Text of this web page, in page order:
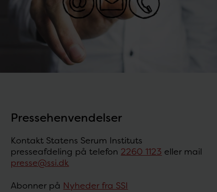
Pressehenvendelser
Kontakt Statens Serum Instituts
presseafdeling på telefon 2260 1123 eller mail
presse@ssi.dk
Abonner på Nyheder fra SSI